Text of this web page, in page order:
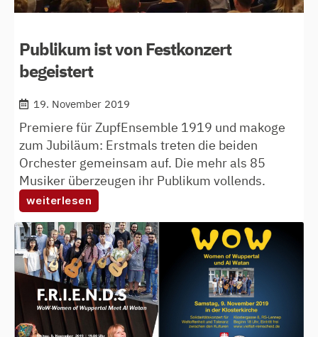
Publikum ist von Festkonzert
begeistert
19. November 2019
Premiere für ZupfEnsemble 1919 und makoge
zum Jubiläum: Erstmals treten die beiden
Orchester gemeinsam auf. Die mehr als 85
Musiker überzeugen ihr Publikum vollends.
weiterlesen
publikum
ist
von
festkonzert
begeistert